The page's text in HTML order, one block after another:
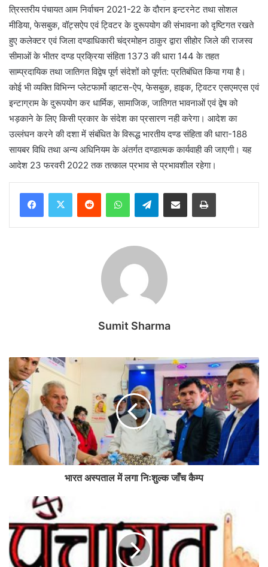
त्रिस्तरीय पंचायत आम निर्वाचन 2021-22 के दौरान इन्टरनेट तथा सोशल
मीडिया, फेसबुक, वॉट्सऐप एवं ट्विटर के दुरूपयोग की संभावना को दृष्टिगत रखते
हुए कलेक्टर एवं जिला दण्डाधिकारी चंद्रमोहन ठाकुर द्वारा सीहोर जिले की राजस्व
सीमाओं के भीतर दण्ड प्रक्रिया संहिता 1373 की धारा 144 के तहत
साम्प्रदायिक तथा जातिगत‍ विद्वेष पूर्ण संदेशों को पूर्णत: प्रतिबंधित किया गया है।
कोई भी व्यक्ति वि‍भिन्न प्लेटफार्मो व्हाटस-ऐप‍, फेसबुक, हाइक, ट्विटर एसएमएस एवं
इन्टाग्राम के दुरूपयोग कर धार्मिक, सामाजिक, जातिगत भावनाओं एवं द्वेष को
भड़काने के लिए किसी प्रकार के संदेश का प्रसारण नही करेगा। आदेश का
उल्लंघन करने की दशा में संबंधित के विरूद्ध भारतीय दण्ड संहिता की धारा-188
सायबर विधि तथा अन्य अधिनियम के अंतर्गत दण्डात्मक कार्यवाही की जाएगी। यह
आदेश 23 फरवरी 2022 तक तत्काल प्रभाव से प्रभावशील रहेगा।
Telegram
Sumit Sharma
भारत अस्पताल में लगा निःशुल्क जाँच कैम्प